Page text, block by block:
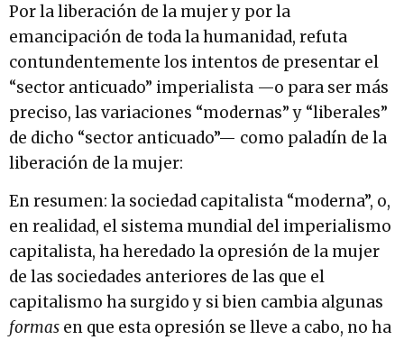
Por la liberación de la mujer y por la
emancipación de toda la humanidad, refuta
contundentemente los intentos de presentar el
“sector anticuado” imperialista —o para ser más
preciso, las variaciones “modernas” y “liberales”
de dicho “sector anticuado”— como paladín de la
liberación de la mujer:
En resumen: la sociedad capitalista “moderna”, o,
en realidad, el sistema mundial del imperialismo
capitalista, ha heredado la opresión de la mujer
de las sociedades anteriores de las que el
capitalismo ha surgido y si bien cambia algunas
formas en que esta opresión se lleve a cabo, no ha